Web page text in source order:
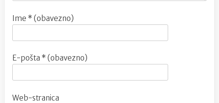
Ime * (obavezno)
E-pošta * (obavezno)
Web-stranica